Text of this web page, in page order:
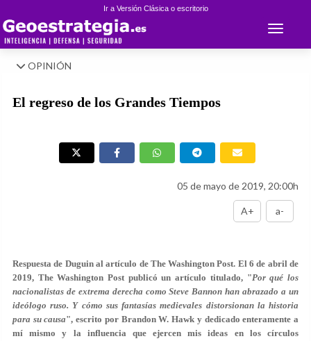
Ir a Versión Clásica o escritorio
Toggle
OPINIÓN
El regreso de los Grandes Tiempos
05 de mayo de 2019, 20:00h
A+ a-
Respuesta de Duguin al artículo de The Washington Post. El 6 de abril de
2019, The Washington Post publicó un artículo titulado, "Por qué los
nacionalistas de extrema derecha como Steve Bannon han abrazado a un
ideólogo ruso. Y cómo sus fantasías medievales distorsionan la historia
para su causa", escrito por Brandon W. Hawk y dedicado enteramente a
mí mismo y la influencia que ejercen mis ideas en los círculos